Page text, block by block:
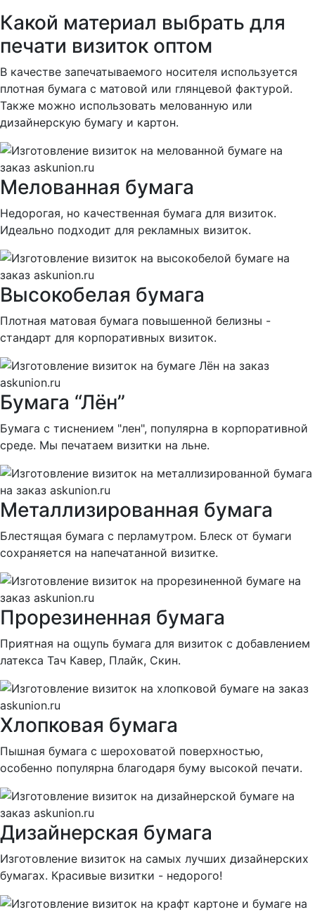
Какой материал выбрать для
печати визиток оптом
В качестве запечатываемого носителя используется
плотная бумага с матовой или глянцевой фактурой.
Также можно использовать мелованную или
дизайнерскую бумагу и картон.
Мелованная бумага
Недорогая, но качественная бумага для визиток.
Идеально подходит для рекламных визиток.
Высокобелая бумага
Плотная матовая бумага повышенной белизны -
стандарт для корпоративных визиток.
Бумага “Лён”
Бумага с тиснением "лен", популярна в корпоративной
среде. Мы печатаем визитки на льне.
Металлизированная бумага
Блестящая бумага с перламутром. Блеск от бумаги
сохраняется на напечатанной визитке.
Прорезиненная бумага
Приятная на ощупь бумага для визиток с добавлением
латекса Тач Кавер, Плайк, Скин.
Хлопковая бумага
Пышная бумага с шероховатой поверхностью,
особенно популярна благодаря буму высокой печати.
Дизайнерская бумага
Изготовление визиток на самых лучших дизайнерских
бумагах. Красивые визитки - недорого!